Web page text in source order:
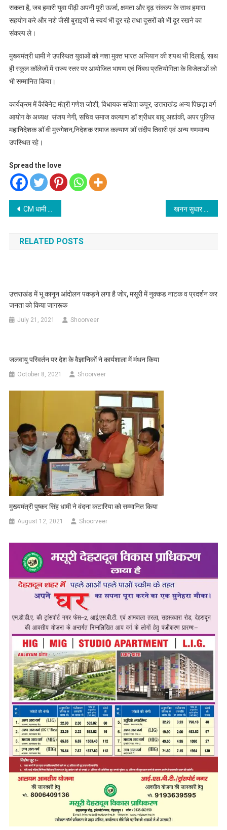
सकता है, जब हमारी युवा पीढ़ी अपनी पूरी ऊर्जा, क्षमता और दृढ़ संकल्प के साथ हमारा
सहयोग करे और नशे जैसी बुराइयों से स्वयं भी दूर रहे तथा दूसरों को भी दूर रखने का
संकल्प ले।
मुख्यमंत्री धामी ने उपस्थित युवाओं को नशा मुक्त भारत अभियान की शपथ भी दिलाई, साथ
ही स्कूल कॉलेजों में राज्य स्तर पर आयोजित भाषण एवं निंबध प्रतियोगिता के विजेताओं को
भी सम्मानित किया।
कार्यक्रम में कैबिनेट मंत्री गणेश जोशी, विधायक सविता कपूर, उत्तराखंड अन्य पिछड़ा वर्ग
आयोग के अध्यक्ष संजय नेगी, सचिव समाज कल्याण डॉ श्रीधर बाबू अद्यांकी, अपर पुलिस
महानिदेशक डॉ वी मुरुगेशन,निदेशक समाज कल्याण डॉ संदीप तिवारी एवं अन्य गणमान्य
उपस्थित रहे।
Spread the love
Post
navigation
CM धामी ने नई दिल्ली में केंद्रीय रक्षा मंत्री राजनाथ सिंह से शिष्टाचार भेंट की खनन सुधार में उत्तराखंड नंबर-1 पर
RELATED POSTS
उत्तराखंड में भू कानून आंदोलन पकड़ने लगा है जोर, मसूरी में नुक्कड नाटक व प्रदर्शन कर
जनता को किया जागरूक
July 21, 2021 Shoorveer
जलवायु परिवर्तन पर देश के वैज्ञानिकों ने कार्यशाला में मंथन किया
October 8, 2021 Shoorveer
मुख्यमंत्री पुष्कर सिंह धामी ने वंदना कटारिया को सम्मानित किया
August 12, 2021 Shoorveer